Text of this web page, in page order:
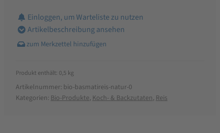
Einloggen, um Warteliste zu nutzen
Artikelbeschreibung ansehen
Produkt enthält: 0,5 kg
Artikelnummer: bio-basmatireis-natur-0
Kategorien: Bio-Produkte,Koch- & Backzutaten,Reis